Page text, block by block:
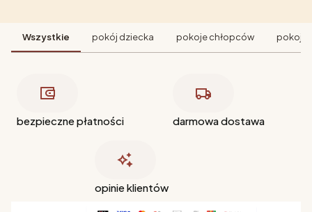
Wszystkie pokój dziecka pokoje chłopców pokoje
bezpieczne płatności darmowa dostawa
opinie klientów